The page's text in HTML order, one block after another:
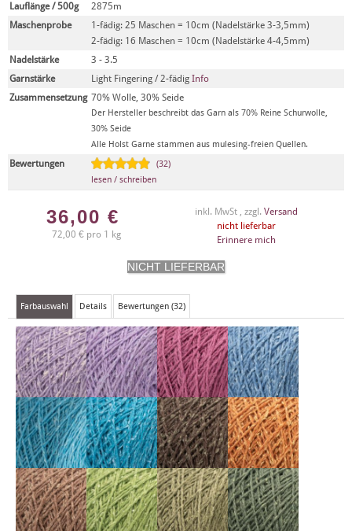
Lauflänge / 500g
2875m
Maschenprobe
1-fädig: 25 Maschen = 10cm (Nadelstärke 3-3,5mm)
2-fädig: 16 Maschen = 10cm (Nadelstärke 4-4,5mm)
Nadelstärke
3 - 3.5
Garnstärke
Light Fingering / 2-fädig Info
Zusammensetzung 70% Wolle, 30% Seide
Der Hersteller beschreibt das Garn als 70% Reine Schurwolle,
30% Seide
Alle Holst Garne stammen aus mulesing-freien Quellen.
Bewertungen
(32)
lesen / schreiben
36,00 €
72,00 € pro 1 kg
inkl. MwSt , zzgl. Versand
nicht lieferbar
Erinnere mich
Farbauswahl Details Bewertungen (32)